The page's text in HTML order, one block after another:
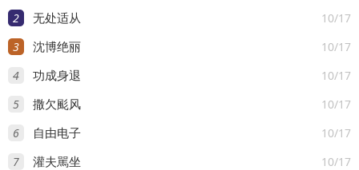
2 10/17
无处适从
3 10/17
沈博绝丽
4 10/17
功成身退
5 10/17
撒欠颩风
6 10/17
自由电子
7 10/17
灌夫駡坐